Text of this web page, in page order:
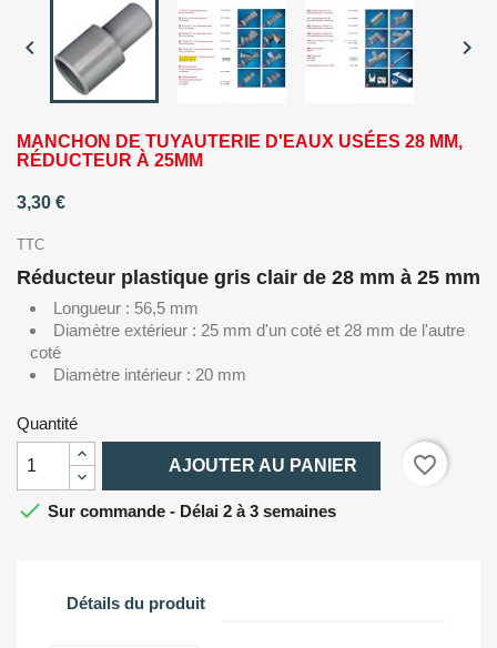
 
MANCHON DE TUYAUTERIE D'EAUX USÉES 28 MM,
RÉDUCTEUR À 25MM
3,30 €
TTC
Réducteur plastique gris clair de 28 mm à 25 mm
Longueur : 56,5 mm
Diamètre extérieur : 25 mm d'un coté et 28 mm de l'autre
coté
Diamètre intérieur : 20 mm
Quantité
AJOUTER AU PANIER
favorite_border
 Sur commande - Délai 2 à 3 semaines
Détails du produit